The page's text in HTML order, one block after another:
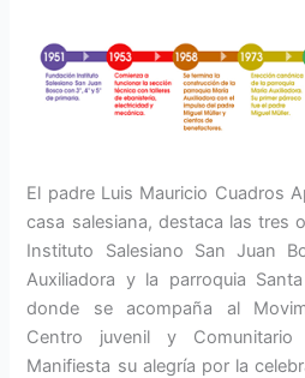
El padre Luis Mauricio Cuadros
casa salesiana, destaca las tres
Instituto Salesiano San Juan
Auxiliadora y la parroquia
donde se acompaña al
Centro ju­venil y Comunitario
Manifiesta su alegría por la